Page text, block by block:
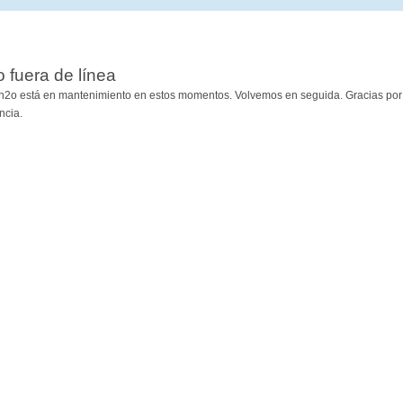
fuera de línea
está en mantenimiento en estos momentos. Volvemos en seguida. Gracias